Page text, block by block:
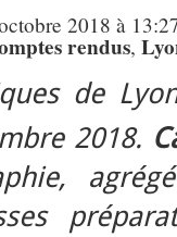
2018 à
rendus,
de
2018.